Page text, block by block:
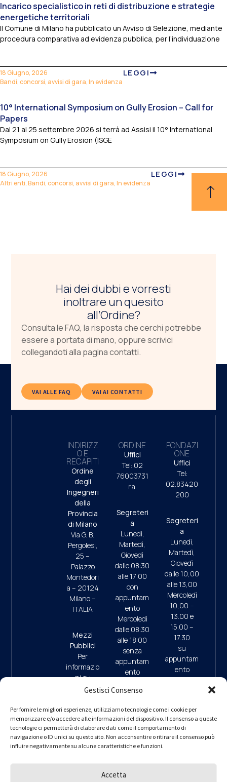
Gestisci Consenso
Per fornire le migliori esperienze, utilizziamo tecnologie come i cookie per
memorizzare e/o accedere alle informazioni del dispositivo. Il consenso a queste
tecnologie ci permetterà di elaborare dati come il comportamento di
navigazione o ID unici su questo sito. Non acconsentire o ritirare il consenso può
influire negativamente su alcune caratteristiche e funzioni.
Accetta
Incarico specialistico in reti di distribuzione e strategie
energetiche territoriali
Il Comune di Milano ha pubblicato un Avviso di Selezione, mediante
procedura comparativa ad evidenza pubblica, per l’individuazione
18 Giugno, 2026
Bandi, concorsi, avvisi di gara,In evidenza
LEGGI
10° International Symposium on Gully Erosion – Call for
Papers
Dal 21 al 25 settembre 2026 si terrà ad Assisi il 10° International
Symposium on Gully Erosion (ISGE
18 Giugno, 2026
Altri enti,Bandi, concorsi, avvisi di gara,In evidenza
LEGGI
Hai dei dubbi e vorresti
inoltrare un quesito
all’Ordine?
Consulta le FAQ, la risposta che cerchi potrebbe
essere a portata di mano, oppure scrivici
collegandoti alla pagina contatti.
VAI ALLE FAQ VAI AI CONTATTI
INDIRIZZ
O E
RECAPITI
Ordine
degli
Ingegneri
della
Provincia
di Milano
Via G. B.
Pergolesi,
25 –
Palazzo
Montedori
a – 20124
Milano –
ITALIA
Mezzi
Pubblici
Per
informazio
ni su
mezzi
parcheggi
clicca qui
ORDINE
Uffici
Tel: 02
76003731
r.a.
Segreteri
a
Lunedì,
Martedì,
Giovedì
dalle 08:30
alle 17:00
con
appuntam
ento
Mercoledì
dalle 08:30
alle 18:00
senza
appuntam
ento
accesso
9.30/13.0
0 (da
Lunedì a
FONDAZI
ONE
Uffici
Tel:
02.83420
200
Segreteri
a
Lunedì,
Martedì,
Giovedì
dalle 10,00
alle 13,00
Mercoledì
10,00 –
13.00 e
15.00 –
17.30
su
appuntam
ento
09:30/13:
00 (da
Lunedì a
Giovedì)